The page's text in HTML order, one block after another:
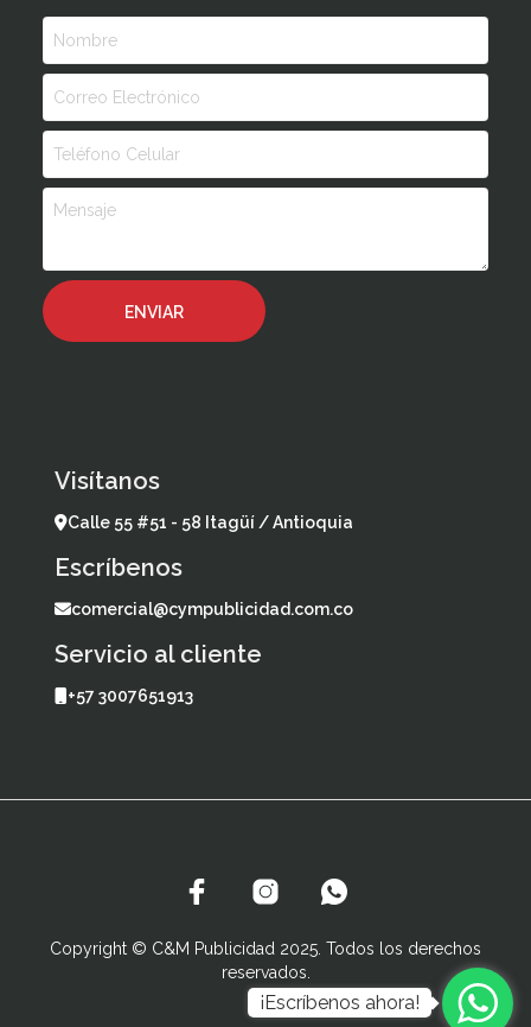
Visítanos
Calle 55 #51 - 58 Itagüí / Antioquia
Escríbenos
comercial@cympublicidad.com.co
Servicio al cliente
+57 3007651913
Copyright © C&M Publicidad 2025. Todos los derechos
reservados.
¡Escríbenos ahora!